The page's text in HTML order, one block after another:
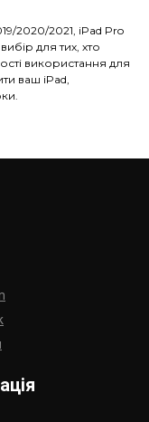
2020/2021, iPad Pro
для тих, хто
використання для
ваш iPad,